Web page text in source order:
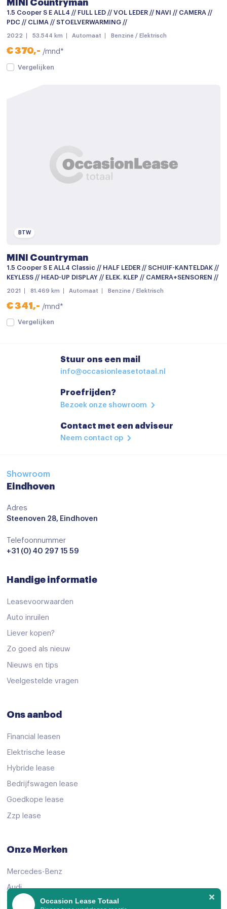
Centrale deurvergrendeling met afstandsbediening
Dakspoiler
Dimlichten automatisch
LED achterlichten
Lichtmetalen velgen
Lichtmetalen velgen 17"
Parkeersensor achter
Parkeersensoren
parkeersensoren achter
verwarmde zijspiegels
Audio installatie
Aux en USB Aansluiting
Bluetooth telefoonvoorbereiding
Multimedia systeem
Navigatie voorbereiding
Spraakbediening
12Volt aansluiting
Achterbank in delen neerklapbaar
Airco
Airco (automatisch)
Bagage-afdekhoes
Bestuurdersstoel in hoogte verstelbaar
MINI Countryman
1.5 Cooper S E ALL4 // FULL LED // VOL LEDER // NAVI // CAMERA //
PDC // CLIMA // STOELVERWARMING //
2022 53.544 km Automaat Benzine / Elektrisch
€ 370,- /mnd*
Vergelijken
BTW
MINI Countryman
1.5 Cooper S E ALL4 Classic // HALF LEDER // SCHUIF-KANTELDAK //
KEYLESS // HEAD-UP DISPLAY // ELEK. KLEP // CAMERA+SENSOREN //
2021 81.469 km Automaat Benzine / Elektrisch
€ 341,- /mnd*
Vergelijken
Stuur ons een mail
info@occasionleasetotaal.nl
Proefrijden?
Bezoek onze showroom
Contact met een adviseur
Neem contact op
Showroom
Eindhoven
Adres
Steenoven 28, Eindhoven
Telefoonnummer
+31 (0) 40 297 15 59
Handige informatie
Leasevoorwaarden
Auto inruilen
Liever kopen?
Zo goed als nieuw
Nieuws en tips
Veelgestelde vragen
Ons aanbod
Financial leasen
Elektrische lease
Hybride lease
Bedrijfswagen lease
Goedkope lease
Zzp lease
Onze Merken
Mercedes-Benz
Audi
VolkswagenOccasion Lease Totaal